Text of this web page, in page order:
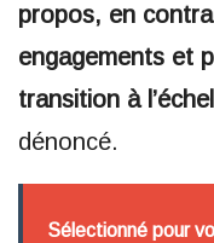
propos, en
engagements et
transition à
dénoncé.
Sélectionné pour